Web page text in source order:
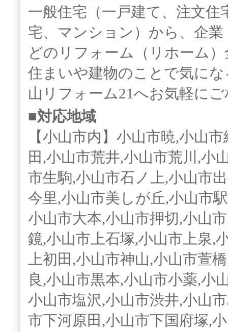
一般住宅（一戸建て、注文
宅、マンション）から、企
どのリフォーム（リホーム
住まいや建物のことで気に
山リフォーム21へお気軽に
■対応地域
【小山市内】小山市暁,小山
田,小山市荒井,小山市荒川,小
市生駒,小山市石ノ上,小山市
今里,小山市美しが丘,小山市
小山市大本,小山市押切,小山
鏡,小山市上石塚,小山市上泉,
上初田,小山市神山,小山市萱
良,小山市黒本,小山市小薬,小
小山市塩沢,小山市渋井,小山
市下河原田,小山市下国府塚,